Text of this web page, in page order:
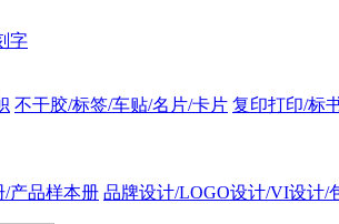
字
不干胶/标签/车贴/名片/卡片 复印打印/标
/产品样本册 品牌设计/LOGO设计/VI设计/